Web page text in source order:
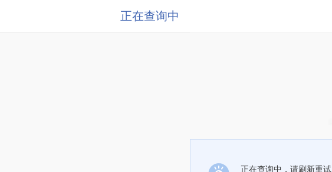
正在查询中
正在查询中，请刷新重试